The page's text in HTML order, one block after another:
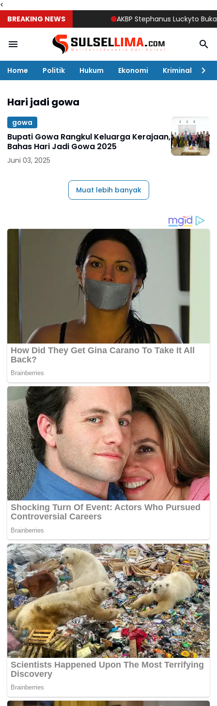
<
BREAKING NEWS
AKBP Stephanus Luckyto Buka
Home Politik Hukum Ekonomi Kriminal
Hari jadi gowa
gowa
Bupati Gowa Rangkul Keluarga Kerajaan,
Bahas Hari Jadi Gowa 2025
Juni 03, 2025
Muat lebih banyak